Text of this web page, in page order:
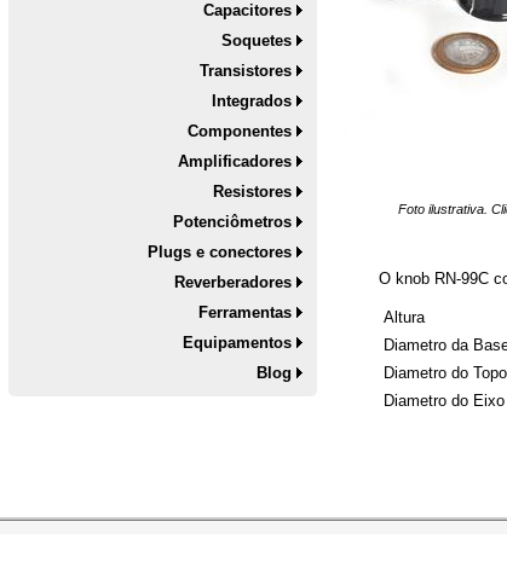
Capacitores
Soquetes
Transistores
Integrados
Componentes
Amplificadores
Resistores
Potenciômetros
Plugs e conectores
Reverberadores
Ferramentas
Equipamentos
Blog
Foto ilustrativa.
O knob RN-99C
Altura
Diametro da
Diametro do Topo
Diametro do Eixo